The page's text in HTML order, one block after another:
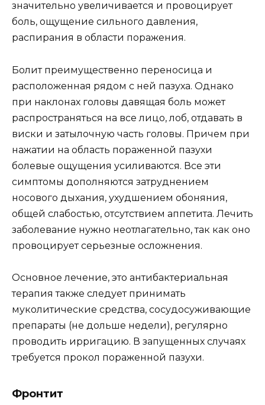
значительно увеличивается и провоцирует
боль, ощущение сильного давления,
распирания в области поражения.
Болит преимущественно переносица и
расположенная рядом с ней пазуха. Однако
при наклонах головы давящая боль может
распространяться на все лицо, лоб, отдавать в
виски и затылочную часть головы. Причем при
нажатии на область пораженной пазухи
болевые ощущения усиливаются. Все эти
симптомы дополняются затруднением
носового дыхания, ухудшением обоняния,
общей слабостью, отсутствием аппетита. Лечить
заболевание нужно неотлагательно, так как оно
провоцирует серьезные осложнения.
Основное лечение, это антибактериальная
терапия также следует принимать
муколитические средства, сосудосуживающие
препараты (не дольше недели), регулярно
проводить ирригацию. В запущенных случаях
требуется прокол пораженной пазухи.
Фронтит